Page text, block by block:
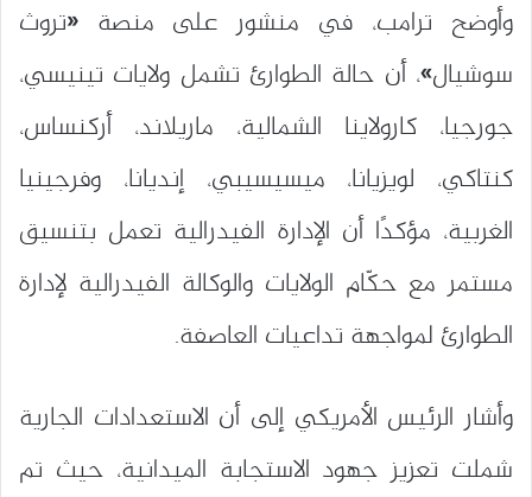
وأوضح ترامب، في منشور على منصة «تروث
سوشيال»، أن حالة الطوارئ تشمل ولايات تينيسي،
جورجيا، كارولاينا الشمالية، ماريلاند، أركنساس،
كنتاكي، لويزيانا، ميسيسيبي، إنديانا، وفرجينيا
الغربية، مؤكدًا أن الإدارة الفيدرالية تعمل بتنسيق
مستمر مع حكّام الولايات والوكالة الفيدرالية لإدارة
الطوارئ لمواجهة تداعيات العاصفة.
وأشار الرئيس الأمريكي إلى أن الاستعدادات الجارية
شملت تعزيز جهود الاستجابة الميدانية، حيث تم